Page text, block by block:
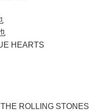
HEARTS
ROLLING STONES